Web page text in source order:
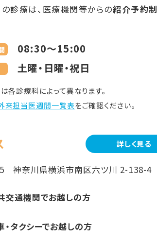
診療は、医療機関等からの紹介予約制
08:30～15:00
土曜・日曜・祝日
各診療科によって異なります。
来担当医週間一覧表をご確認ください。
詳しく見る
神奈川県横浜市南区六ツ川 2-138-4
交通機関でお越しの方
・タクシーでお越しの方